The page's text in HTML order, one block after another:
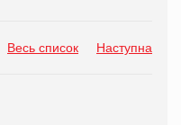
Весь список Наступна